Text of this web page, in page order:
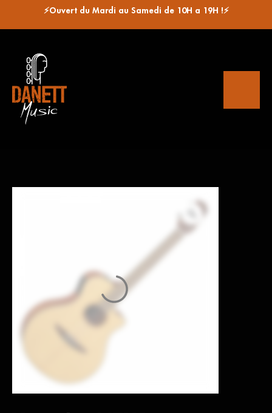
⚡Ouvert du Mardi au Samedi de 10H a 19H !⚡